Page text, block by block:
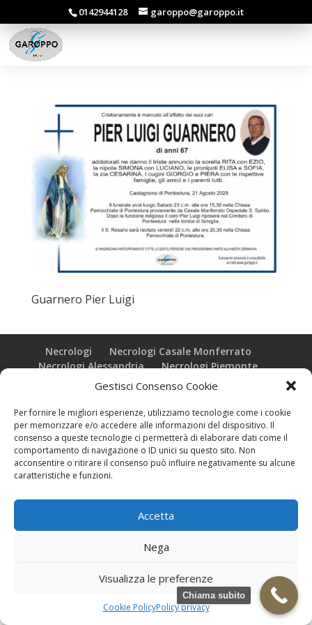
Gestisci Consenso Cookie
Per fornire le migliori esperienze, utilizziamo tecnologie come i cookie
per memorizzare e/o accedere alle informazioni del dispositivo. Il
consenso a queste tecnologie ci permetterà di elaborare dati come il
comportamento di navigazione o ID unici su questo sito. Non
acconsentire o ritirare il consenso può influire negativamente su alcune
caratteristiche e funzioni.
Accetta
Nega
Visualizza le preferenze
Cookie PolicyPolicy privacy
0142944128 garoppo@garoppo.it
Guarnero Pier Luigi
Necrologi
Necrologi Casale Monferrato
Necrologi Alessandria
Necrologi Piemonte
Casale Monferrato info@zeropensieri-cloud
Chiama subito